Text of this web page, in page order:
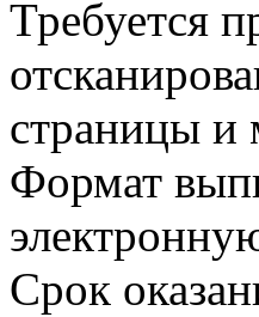
Требуется
страницы и
Формат
Срок